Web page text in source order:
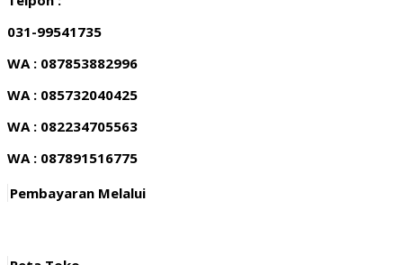
031-99541735
WA : 087853882996
WA : 085732040425
WA : 082234705563
WA : 087891516775
Pembayaran Melalui